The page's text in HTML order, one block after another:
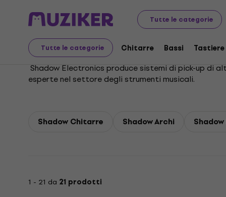
Tutte le categorie
Tutte le categorie Chitarre Bassi Tastiere
Shadow
Shadow Electronics produce sistemi di pick-up di
esperte nel settore degli strumenti musicali.
Shadow Chitarre Shadow Archi
1 - 21 da 21 prodotti